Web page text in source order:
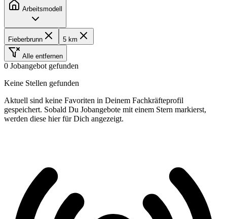
Arbeitsmodell
Fieberbrunn 5 km
Alle entfernen
0 Jobangebot gefunden
Keine Stellen gefunden
Aktuell sind keine Favoriten in Deinem Fachkräfteprofil
gespeichert. Sobald Du Jobangebote mit einem Stern markierst,
werden diese hier für Dich angezeigt.